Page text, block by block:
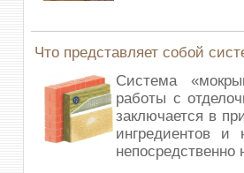
Что представляет собой
Система
работы с
заключается в
ингредиентов и
непосредственно